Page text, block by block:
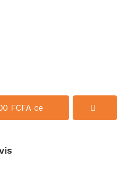
FCFA ce